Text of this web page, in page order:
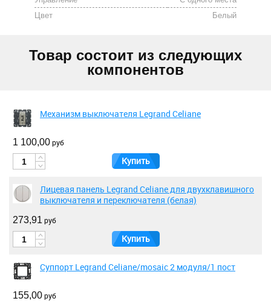
Цвет
Белый
Товар состоит из следующих
компонентов
Механизм выключателя Legrand Celiane
1 100,00руб
Купить
Лицевая панель Legrand Celiane для двухклавишного
выключателя и переключателя (белая)
273,91 руб
Купить
Суппорт Legrand Celiane/mosaic 2 модуля/1 пост
155,00руб